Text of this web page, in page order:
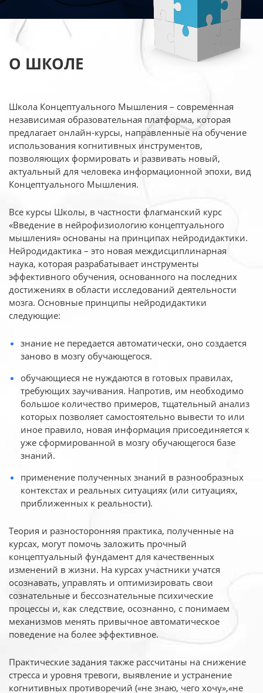
О ШКОЛЕ
Школа Концептуального Мышления – современная
независимая образовательная платформа, которая
предлагает онлайн-курсы, направленные на обучение
использования когнитивных инструментов,
позволяющих формировать и развивать новый,
актуальный для человека информационной эпохи, вид
Концептуального Мышления.
Все курсы Школы, в частности флагманский курс
«Введение в нейрофизиологию концептуального
мышления» основаны на принципах нейродидактики.
Нейродидактика – это новая междисциплинарная
наука, которая разрабатывает инструменты
эффективного обучения, основанного на последних
достижениях в области исследований деятельности
мозга. Основные принципы нейродидактики
следующие:
знание не передается автоматически, оно создается
заново в мозгу обучающегося.
обучающиеся не нуждаются в готовых правилах,
требующих заучивания. Напротив, им необходимо
большое количество примеров, тщательный анализ
которых позволяет самостоятельно вывести то или
иное правило, новая информация присоединяется к
уже сформированной в мозгу обучающегося базе
знаний.
применение полученных знаний в разнообразных
контекстах и реальных ситуациях (или ситуациях,
приближенных к реальности).
Теория и разносторонняя практика, полученные на
курсах, могут помочь заложить прочный
концептуальный фундамент для качественных
изменений в жизни. На курсах участники учатся
осознавать, управлять и оптимизировать свои
сознательные и бессознательные психические
процессы и, как следствие, осознанно, с понимаем
механизмов менять привычное автоматическое
поведение на более эффективное.
Практические задания также рассчитаны на снижение
стресса и уровня тревоги, выявление и устранение
когнитивных противоречий («не знаю, чего хочу»,«не